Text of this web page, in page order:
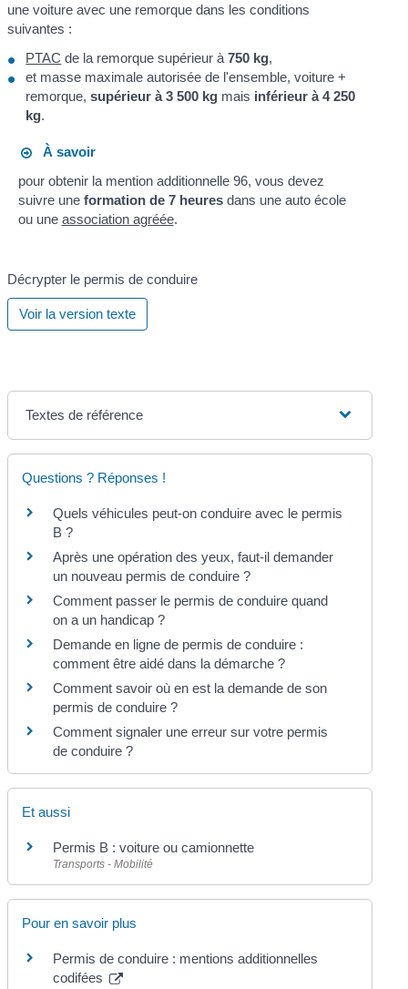
une voiture avec une remorque dans les conditions
suivantes :
PTAC de la remorque supérieur à750 kg,
et masse maximale autorisée de l'ensemble, voiture +
remorque,supérieur à 3 500 kg mais inférieur à 4 250
kg.
À savoir
pour obtenir la mention additionnelle 96, vous devez
suivre une formation de 7 heuresdans une auto école
ou une association agréée.
Décrypter le permis de conduire
Voir la version texte
Textes de référence
Questions ? Réponses !
Quels véhicules peut-on conduire avec le permis
B ?
Après une opération des yeux, faut-il demander
un nouveau permis de conduire ?
Comment passer le permis de conduire quand
on a un handicap ?
Demande en ligne de permis de conduire :
comment être aidé dans la démarche ?
Comment savoir où en est la demande de son
permis de conduire ?
Comment signaler une erreur sur votre permis
de conduire ?
Et aussi
Permis B : voiture ou camionnette
Transports - Mobilité
Pour en savoir plus
Permis de conduire : mentions additionnelles
codifées